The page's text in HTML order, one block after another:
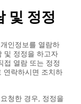
및 정정
인정보를 열람하
및 정정을 하고자
접 열람 또는 정정
연락하시면 조치하
청한 경우, 정정을